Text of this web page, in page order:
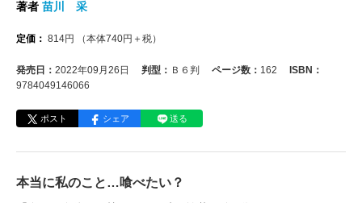
著者 苗川 采
定価： 814円 （本体740円＋税）
発売日： 2022年09月26日 判型： Ｂ６判 ページ数： 162
ISBN：
9784049146066
ポスト シェア 送る
本当に私のこと…喰べたい？